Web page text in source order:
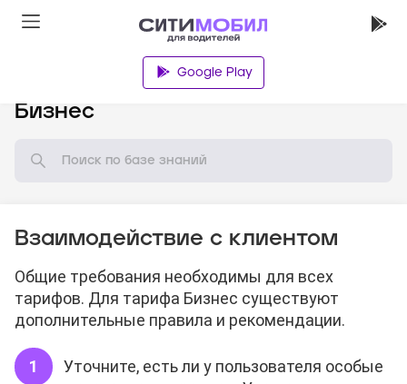
Google Play
Бизнес
Взаимодействие с клиентом
Общие требования необходимы для всех
тарифов. Для тарифа Бизнес существуют
дополнительные правила и рекомендации.
Уточните, есть ли у пользователя особые